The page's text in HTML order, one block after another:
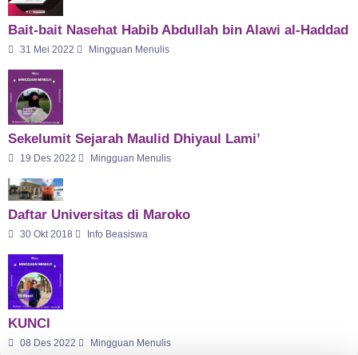
Bait-bait Nasehat Habib Abdullah bin Alawi al-Haddad
31 Mei 2022 Mingguan Menulis
Sekelumit Sejarah Maulid Dhiyaul Lami’
19 Des 2022 Mingguan Menulis
Daftar Universitas di Maroko
30 Okt 2018 Info Beasiswa
KUNCI
08 Des 2022 Mingguan Menulis